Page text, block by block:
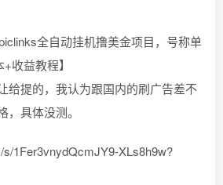
全自动挂机撸美金项目，号称单
收益教程】
给提的，我认为跟国内的刷广告差不
具体没测。
s/1Fer3vnydQcmJY9-XLs8h9w?